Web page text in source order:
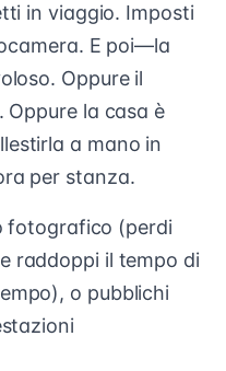
in viaggio. Imposti
E poi—la
Oppure il
la casa è
a mano in
per stanza.
fotografico (perdi
raddoppi il tempo di
o pubblichi